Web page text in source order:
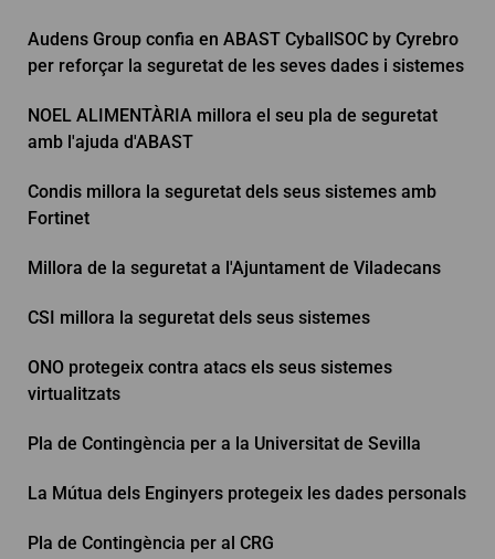
Audens Group confia en ABAST CyballSOC by Cyrebro
per reforçar la seguretat de les seves dades i sistemes
NOEL ALIMENTÀRIA millora el seu pla de seguretat
amb l'ajuda d'ABAST
Condis millora la seguretat dels seus sistemes amb
Fortinet
Millora de la seguretat a l'Ajuntament de Viladecans
CSI millora la seguretat dels seus sistemes
ONO protegeix contra atacs els seus sistemes
virtualitzats
Pla de Contingència per a la Universitat de Sevilla
La Mútua dels Enginyers protegeix les dades personals
Pla de Contingència per al CRG